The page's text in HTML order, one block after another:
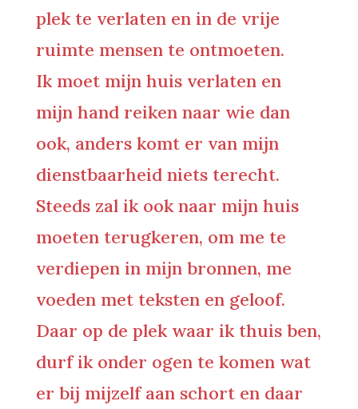
plek te verlaten en in de vrije
ruimte mensen te ontmoeten.
Ik moet mijn huis verlaten en
mijn hand reiken naar wie dan
ook, anders komt er van mijn
dienstbaarheid niets terecht.
Steeds zal ik ook naar mijn huis
moeten terugkeren, om me te
verdiepen in mijn bronnen, me
voeden met teksten en geloof.
Daar op de plek waar ik thuis ben,
durf ik onder ogen te komen wat
er bij mijzelf aan schort en daar